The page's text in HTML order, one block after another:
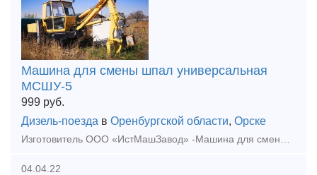
Машина для смены шпал универсальная
МСШУ-5
999 руб.
Дизель-поезда в Оренбургской области, Орске
04.04.22